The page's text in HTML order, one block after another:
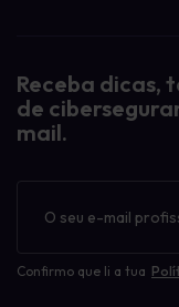
Receba dicas,
de
mail.
informativo
Confirmo que li a tua